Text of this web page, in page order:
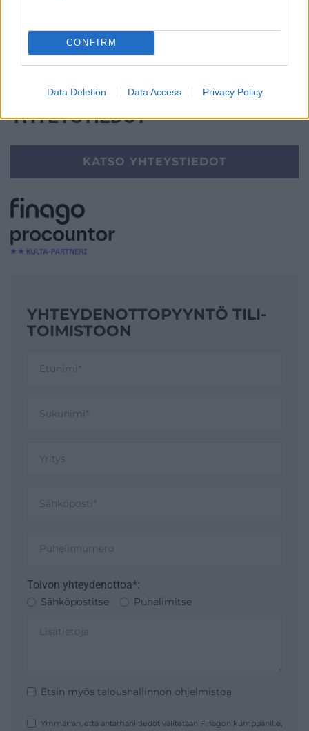
CONFIRM
Data Deletion Data Access Privacy Policy
Yrityksen elinkaarenhallinta (esim. yrityksen
perustamispalvelut)
YHTEYSTIEDOT
KATSO YHTEYSTIEDOT
YHTEYDENOTTO­PYYNTÖ TILI­
TOIMISTOON
Toivon yhteydenottoa*:
Sähköpostitse Puhelimitse
Etsin myös taloushallinnon ohjelmistoa
Ymmärrän, että antamani tiedot välitetään Finagon kumppanille,